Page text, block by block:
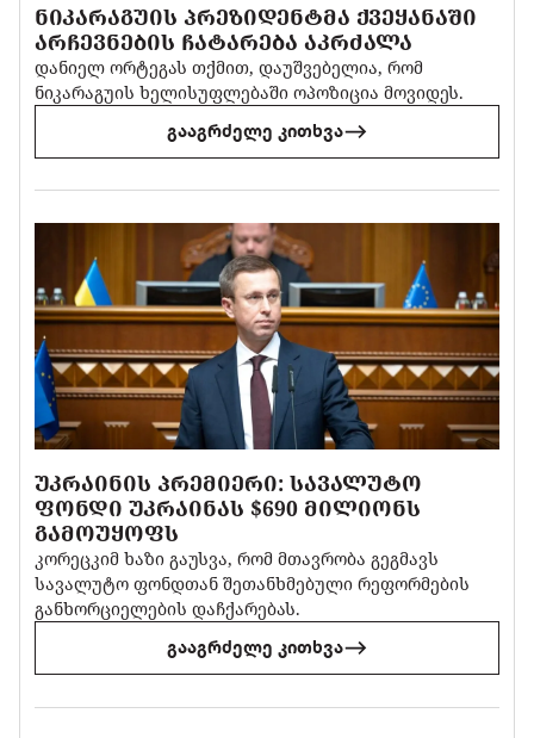
ᲜᲘᲙᲐᲠᲐᲒᲣᲘᲡ ᲞᲠᲔᲖᲘᲓᲔᲜᲢᲛᲐ ᲥᲕᲔᲧᲐᲜᲐᲨᲘ
ᲐᲠᲩᲔᲕᲜᲔᲑᲘᲡ ᲩᲐᲢᲐᲠᲔᲑᲐ ᲐᲙᲠᲫᲐᲚᲐ
დანიელ ორტეგას თქმით, დაუშვებელია, რომ
ნიკარაგუის ხელისუფლებაში ოპოზიცია მოვიდეს.
გააგრძელე კითხვა
ᲣᲙᲠᲐᲘᲜᲘᲡ ᲞᲠᲔᲛᲘᲔᲠᲘ: ᲡᲐᲕᲐᲚᲣᲢᲝ
ᲤᲝᲜᲓᲘ ᲣᲙᲠᲐᲘᲜᲐᲡ $690 ᲛᲘᲚᲘᲝᲜᲡ
ᲒᲐᲛᲝᲣᲧᲝᲤᲡ
კორეცკიმ ხაზი გაუსვა, რომ მთავრობა გეგმავს
სავალუტო ფონდთან შეთანხმებული რეფორმების
განხორციელების დაჩქარებას.
გააგრძელე კითხვა